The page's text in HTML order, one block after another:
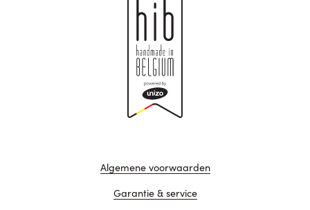
Algemene voorwaarden
Garantie & service